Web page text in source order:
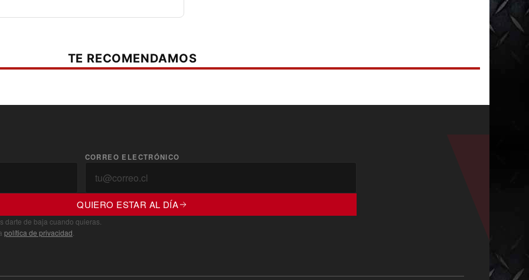
TE RECOMENDAMOS
CORREO ELECTRÓNICO
QUIERO ESTAR AL DÍA
darte de baja cuando quieras.
política de privacidad